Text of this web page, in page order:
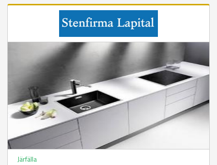
Järfälla